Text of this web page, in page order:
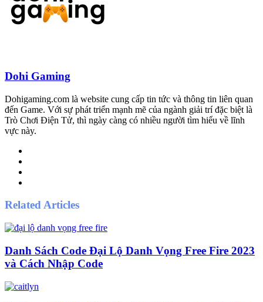
Dohi Gaming
Dohigaming.com là website cung cấp tin tức và thông tin liên quan
đến Game. Với sự phát triển mạnh mẽ của ngành giải trí đặc biệt là
Trò Chơi Điện Tử, thì ngày càng có nhiều người tìm hiểu về lĩnh
vực này.
Related Articles
Danh Sách Code Đại Lộ Danh Vọng Free Fire 2023
và Cách Nhập Code